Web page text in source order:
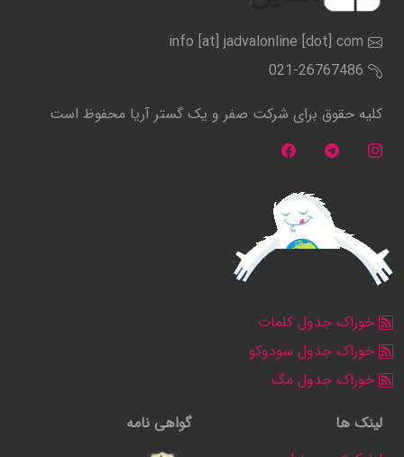
info [at] jadvalonline [dot] com
021-26767486
کلیه حقوق برای شرکت صفر و یک گستر آریا محفوظ است
خوراک جدول کلمات
خوراک جدول سودوکو
خوراک جدول مگ
لینک ها
گواهی نامه